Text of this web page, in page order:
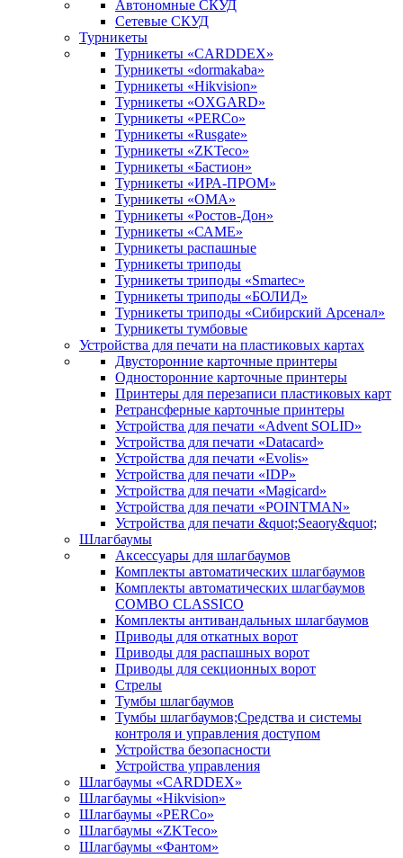
Автономные СКУД
Сетевые СКУД
Турникеты
Турникеты «CARDDEX»
Турникеты «dormakaba»
Турникеты «Hikvision»
Турникеты «OXGARD»
Турникеты «PERCo»
Турникеты «Rusgate»
Турникеты «ZKTeco»
Турникеты «Бастион»
Турникеты «ИРА-ПРОМ»
Турникеты «ОМА»
Турникеты «Ростов-Дон»
Турникеты «САМЕ»
Турникеты распашные
Турникеты триподы
Турникеты триподы «Smartec»
Турникеты триподы «БОЛИД»
Турникеты триподы «Сибирский Арсенал»
Турникеты тумбовые
Устройства для печати на пластиковых картах
Двусторонние карточные принтеры
Односторонние карточные принтеры
Принтеры для перезаписи пластиковых карт
Ретрансферные карточные принтеры
Устройства для печати «Advent SOLID»
Устройства для печати «Datacard»
Устройства для печати «Evolis»
Устройства для печати «IDP»
Устройства для печати «Magicard»
Устройства для печати «POINTMAN»
Устройства для печати &quot;Seaory&quot;
Шлагбаумы
Аксессуары для шлагбаумов
Комплекты автоматических шлагбаумов
Комплекты автоматических шлагбаумов
COMBO CLASSICO
Комплекты антивандальных шлагбаумов
Приводы для откатных ворот
Приводы для распашных ворот
Приводы для секционных ворот
Стрелы
Тумбы шлагбаумов
Тумбы шлагбаумов;Средства и системы
контроля и управления доступом
Устройства безопасности
Устройства управления
Шлагбаумы «CARDDEX»
Шлагбаумы «Hikvision»
Шлагбаумы «PERCo»
Шлагбаумы «ZKTeco»
Шлагбаумы «Фантом»